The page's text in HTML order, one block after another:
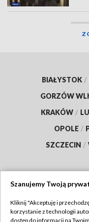
BIAŁYSTOK /
GORZÓW
KRAKÓW /
OPOLE /
SZCZECIN /
Szanujemy Twoją
Kliknij "Akceptuję i
korzystanie z technologii
dostęp do informacji na